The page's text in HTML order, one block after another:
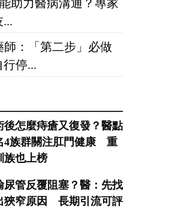
助力醫病溝通？專家
：「第二步」必做
停...
後怎麼痔瘡又復發？醫點
4族群關注肛門健康 重
族也上榜
尿管反覆阻塞？醫：先找
狹窄原因 長期引流可評